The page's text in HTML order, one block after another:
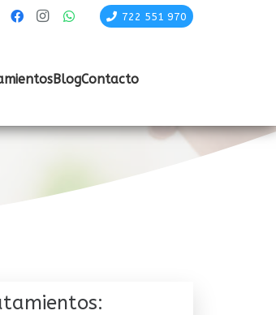
722 551 970
BlogContacto